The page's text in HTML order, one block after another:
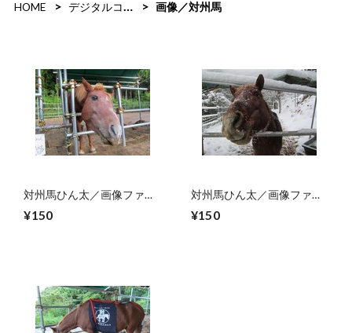
HOME デジタルコンテンツ 画像／対州馬
対州馬ひん太／画像ファイ
¥150
対州馬ひん太／画像ファイ
¥150